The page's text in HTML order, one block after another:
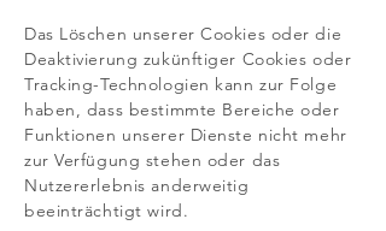
Das Löschen unserer Cookies oder die
Deaktivierung zukünftiger Cookies oder
Tracking-Technologien kann zur Folge
haben, dass bestimmte Bereiche oder
Funktionen unserer Dienste nicht mehr
zur Verfügung stehen oder das
Nutzererlebnis anderweitig
beeinträchtigt wird.